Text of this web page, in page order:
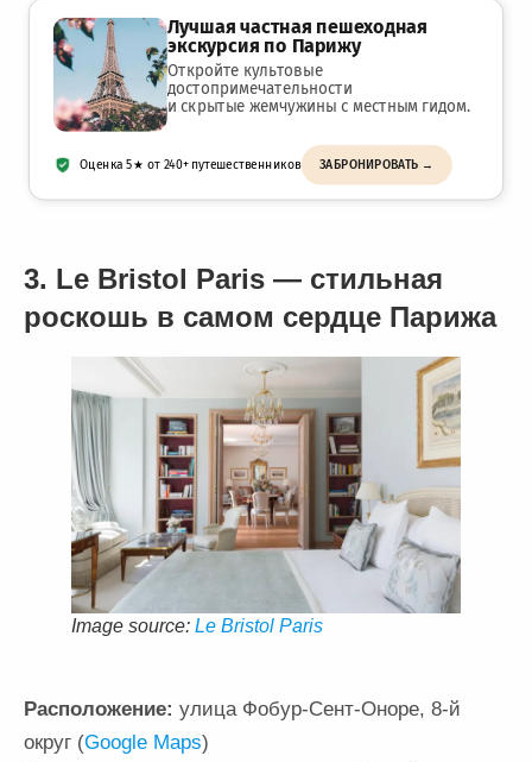
Лучшая частная пешеходная
экскурсия по Парижу
Откройте культовые
достопримечательности
и скрытые жемчужины с местным гидом.
Оценка 5★ от 240+ путешественников ЗАБРОНИРОВАТЬ →
3. Le Bristol Paris — стильная
роскошь в самом сердце Парижа
Image source: Le Bristol Paris
Расположение: улица Фобур-Сент-Оноре, 8-й
округ (Google Maps)